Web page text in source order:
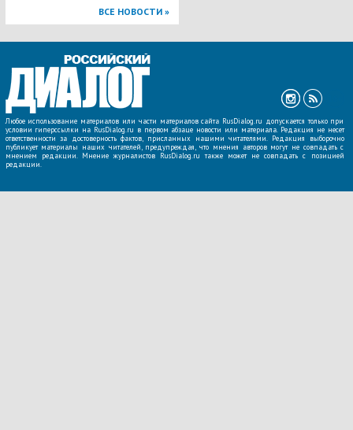
ВСЕ НОВОСТИ »
Любое использование материалов или части материалов сайта RusDialog.ru допускается только при
условии гиперссылки на RusDialog.ru в первом абзаце новости или материала. Редакция не несет
ответственности за достоверность фактов, присланных нашими читателями. Редакция выборочно
публикует материалы наших читателей, предупреждая, что мнения авторов могут не совпадать с
мнением редакции. Мнение журналистов RusDialog.ru также может не совпадать с позицией
редакции.